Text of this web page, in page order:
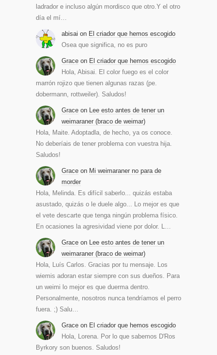
ladrador e incluso algún mordisco que otro.Y el otro
día el mí…
abisai on El criador que hemos escogido
Osea que significa, no es puro
Grace on El criador que hemos escogido
Hola, Abisai. El color fuego es el color
marrón rojizo que tienen algunas razas (pe.
dobermann, rottweiler). Saludos!
Grace on Lee esto antes de tener un
weimaraner (braco de weimar)
Hola, Maite. Adoptadla, de hecho, ya os conoce.
No deberíais de tener problema con vuestra hija.
Saludos!
Grace on Mi weimaraner no para de
morder
Hola, Melinda. Es difícil saberlo... quizás estaba
asustado, quizás o le duele algo... Lo mejor es que
el vete descarte que tenga ningún problema físico.
En ocasiones la agresividad viene por dolor. L…
Grace on Lee esto antes de tener un
weimaraner (braco de weimar)
Hola, Luís Carlos. Gracias por tu mensaje. Los
wiemis adoran estar siempre con sus dueños. Para
un weimi lo mejor es que duerma dentro.
Personalmente, nosotros nunca tendríamos el perro
fuera. ;) Salu…
Grace on El criador que hemos escogido
Hola, Lorena. Por lo que sabemos D'Ros
Byrkory son buenos. Saludos!